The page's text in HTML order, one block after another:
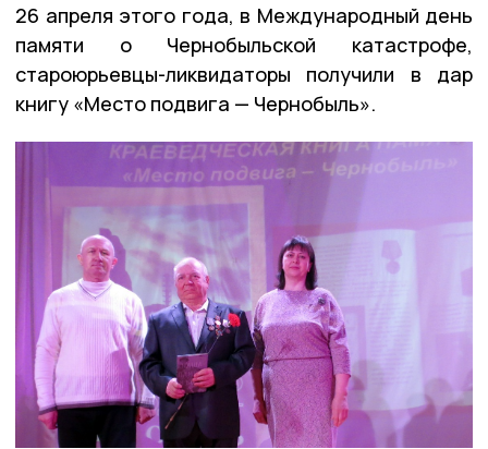
26 апреля этого года, в Международный день
памяти о Чернобыльской катастрофе,
староюрьевцы-ликвидаторы получили в дар
книгу «Место подвига — Чернобыль».